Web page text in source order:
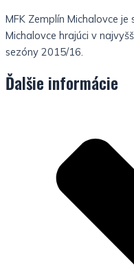
MFK Zemplín Michalovce
Michalovce hrajúci v
sezóny 2015/16.
Ďalšie informácie